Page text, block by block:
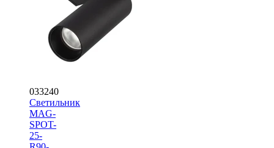
033240
Светильник
MAG-
SPOT-
25-